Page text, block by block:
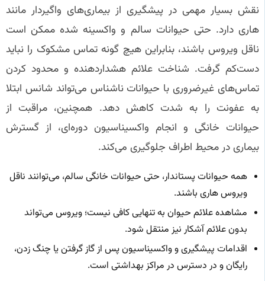
نقش بسیار مهمی در پیشگیری از بیماری‌های واگیردار مانند
هاری دارد. حتی حیوانات سالم و واکسینه شده ممکن است
ناقل ویروس باشند، بنابراین هیچ گونه تماس مشکوک را نباید
دست‌کم گرفت. شناخت علائم هشداردهنده و محدود کردن
تماس‌های غیرضروری با حیوانات ناشناس می‌تواند شانس ابتلا
به عفونت را به شدت کاهش دهد. همچنین، مراقبت از
حیوانات خانگی و انجام واکسیناسیون دوره‌ای، از گسترش
بیماری در محیط اطراف جلوگیری می‌کند.
همه حیوانات پستاندار، حتی حیوانات خانگی سالم، می‌توانند ناقل
ویروس هاری باشند.
مشاهده علائم حیوان به تنهایی کافی نیست؛ ویروس می‌تواند
بدون علائم آشکار نیز منتقل شود.
اقدامات پیشگیری و واکسیناسیون پس از گاز گرفتن یا چنگ زدن،
رایگان و در دسترس در مراکز بهداشتی است.